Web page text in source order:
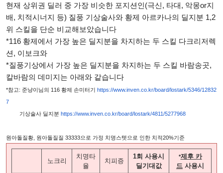
현재 상위권 딜러 중 가장 비슷한 포지션인(극신, 타대, 악몽or지
배, 치적시너지 등) 질풍 기상술사와 황제 아르카나의 딜지분 1,2
위 스킬을 단순 비교해보았습니다
*116 황제에서 가장 높은 딜지분을 차지하는 두 스킬 다크리저렉
션, 이보크와
*질풍기상에서 가장 높은 딜지분을 차지하는 두 스킬 바람송곳,
칼바람의 데미지는 아래와 같습니다
*참고: 준냥이님의 116 황제 손미터기 https://www.inven.co.kr/board/lostark/5346/12832
7
기상술사 딜지분 https://www.inven.co.kr/board/lostark/4811/5277968
원아돌질황, 원아돌질질 33333으로 가정 치명스텟으로 인한 치적20%기준
노크리
치명타
율
치피증
1회 사용시
딜기대값
*제후 카
드 사용시